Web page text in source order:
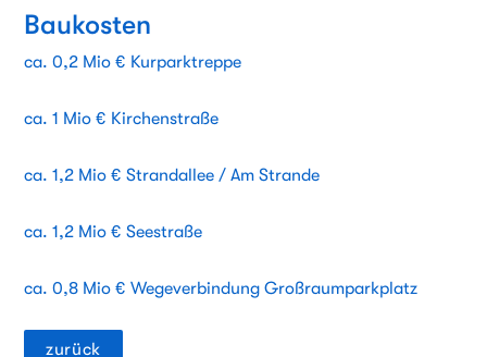
Baukosten
ca. 0,2 Mio € Kurparktreppe
ca. 1 Mio € Kirchenstraße
ca. 1,2 Mio € Strandallee / Am Strande
ca. 1,2 Mio € Seestraße
ca. 0,8 Mio € Wegeverbindung Großraumparkplatz
zurück